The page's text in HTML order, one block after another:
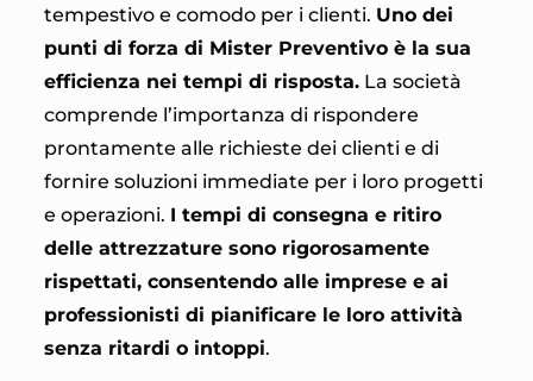
tempestivo e comodo per i clienti. Uno dei
punti di forza di Mister Preventivo è la sua
efficienza nei tempi di risposta.La società
comprende l’importanza di rispondere
prontamente alle richieste dei clienti e di
fornire soluzioni immediate per i loro progetti
e operazioni. I tempi di consegna e ritiro
delle attrezzature sono rigorosamente
rispettati, consentendo alle imprese e ai
professionisti di pianificare le loro attività
senza ritardi o intoppi.